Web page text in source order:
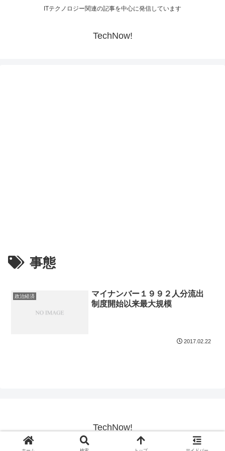
ITテクノロジー関連の記事を中心に発信しています
TechNow!
事態
政治経済
マイナンバー１９９２人分流出
制度開始以来最大規模
2017.02.22
TechNow!
© 2017-2026 TechNow!.